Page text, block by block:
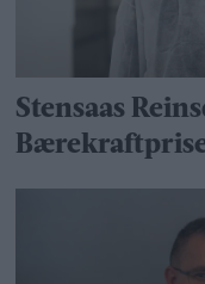
Stensaas